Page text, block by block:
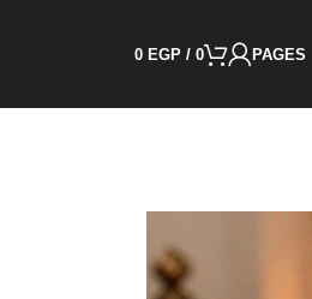
PAGES
0
/
0 EGP